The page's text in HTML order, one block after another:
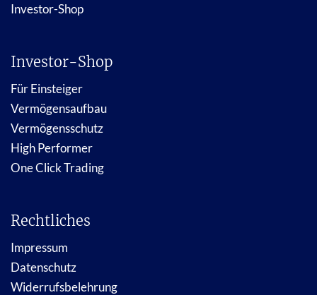
Investor-Shop
Investor-Shop
Für Einsteiger
Vermögensaufbau
Vermögensschutz
High Performer
One Click Trading
Rechtliches
Impressum
Datenschutz
Widerrufsbelehrung